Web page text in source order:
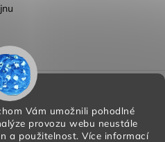
Vám umožnili pohodlné
provozu webu neustále
a použitelnost. Více informací
osobních údajů